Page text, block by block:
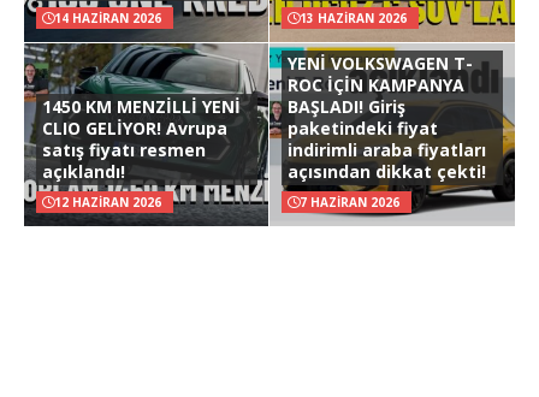
14 HAZIRAN 2026 13 HAZIRAN 2026
1450 KM MENZİLLİ YENİ
CLIO GELİYOR! Avrupa
satış fiyatı resmen
açıklandı!
12 HAZIRAN 2026
YENİ VOLKSWAGEN T-
ROC İÇİN KAMPANYA
BAŞLADI! Giriş
paketindeki fiyat
indirimli araba fiyatları
açısından dikkat çekti!
7 HAZIRAN 2026